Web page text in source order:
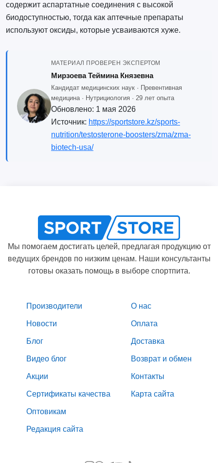
содержит аспартатные соединения с высокой
биодоступностью, тогда как аптечные препараты
используют оксиды, которые усваиваются хуже.
МАТЕРИАЛ ПРОВЕРЕН ЭКСПЕРТОМ
Мирзоева Теймина Князевна
Кандидат медицинских наук · Превентивная
медицина · Нутрициология · 29 лет опыта
Обновлено: 1 мая 2026
Источник: https://sportstore.kz/sports-
nutrition/testosterone-boosters/zma/zma-
biotech-usa/
Мы помогаем достигать целей, предлагая продукцию от
ведущих брендов по низким ценам. Наши консультанты
готовы оказать помощь в выборе спортпита.
Производители
Новости
Блог
Видео блог
Акции
Сертификаты качества
Оптовикам
Редакция сайта
О нас
Оплата
Доставка
Возврат и обмен
Контакты
Карта сайта